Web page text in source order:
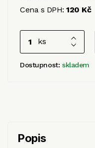
Cena s DPH:120 Kč
ks
Dostupnost: skladem
Popis